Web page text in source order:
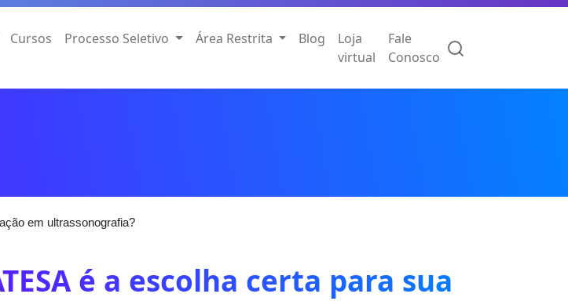
Cursos Processo Seletivo Área Restrita Blog
Loja
virtual
Fale
Conosco
em ultrassonografia?
é a escolha certa para sua